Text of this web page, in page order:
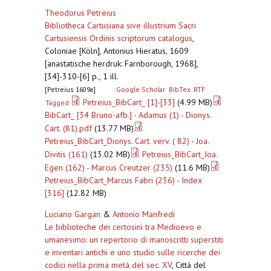
Theodorus Petreius
Bibliotheca Cartusiana sive illustrium Sacri
Cartusiensis Ordinis scriptorum catalogus,
Coloniae [Köln], Antonius Hieratus, 1609
[anastatische herdruk: Farnborough, 1968],
[34]-310-[6] p., 1 ill.
[Petreius 1609a] Google Scholar BibTex RTF
Tagged
Petreius_BibCart_ [1]-[33] (4.99 MB)
BibCart_ [34 Bruno-afb.] - Adamus (1) - Dionys.
Cart. (81).pdf(13.77 MB)
Petreius_BibCart_Dionys. Cart. verv. ( 82) - Joa.
Divitis (161) (13.02 MB)
Petreius_BibCart_Joa.
Egen (162) - Marcus Creutzer (235) (11.6 MB)
Petreius_BibCart_Marcus Fabri (236) - Index
[316] (12.82 MB)
Luciano Gargan & Antonio Manfredi
Le biblioteche dei certosini tra Medioevo e
umanesimo: un repertorio di manoscritti superstiti
e inventari antichi e uno studio sulle ricerche dei
codici nella prima metà del sec. XV, Città del